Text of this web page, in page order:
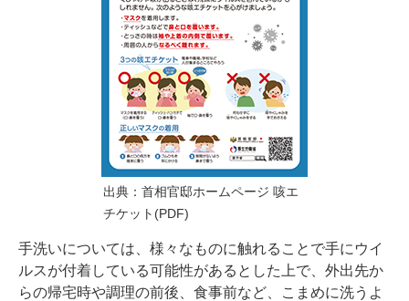
出典： 首相官邸ホームページ 咳エ
チケット(PDF)
手洗いについては、様々なものに触れることで手にウイ
ルスが付着している可能性があるとした上で、外出先か
らの帰宅時や調理の前後、食事前など、こまめに洗うよ